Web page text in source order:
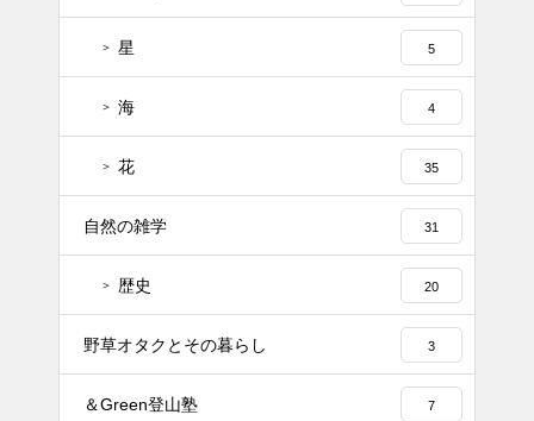
星 5
海 4
花 35
自然の雑学 31
歴史 20
野草オタクとその暮らし 3
＆Green登山塾 7